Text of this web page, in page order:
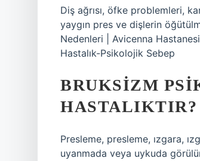
Diş ağrısı, öfke problemleri,
yaygın pres ve dişlerin
Nedenleri | Avicenna
Hastalık-Psikolojik Sebep
BRUKSIZM
HASTALIKTIR?
Presleme, presleme, ızgara,
uyanmada veya uykuda